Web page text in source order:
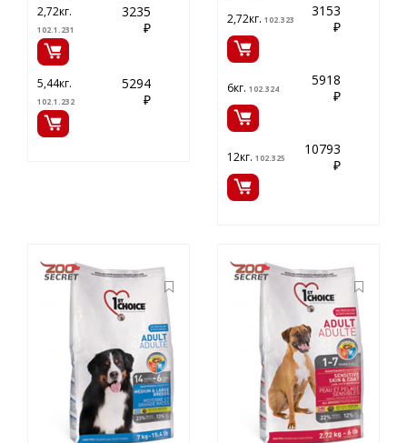
2,72кг.
102.1.231
3235
₽
5,44кг.
102.1.232
5294
₽
2,72кг. 102.323
3153
₽
6кг. 102.324
5918
₽
12кг. 102.325
10793
₽